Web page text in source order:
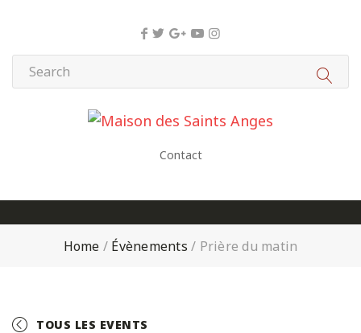
Contact
Home / Évènements / Prière du matin
TOUS LES EVENTS